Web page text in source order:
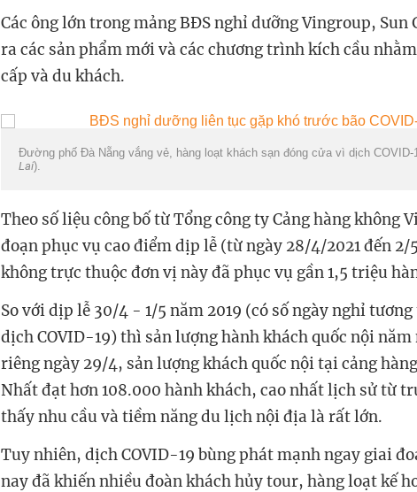
Các ông lớn trong mảng BĐS nghỉ dưỡng Vingroup, Sun
ra các sản phẩm mới và các chương trình kích cầu
cấp và du khách.
Đường phố Đà Nẵng vắng vẻ, hàng loạt khách sạn đóng cửa vì dịch COVID-
Lai).
Theo số liệu công bố từ Tổng công ty Cảng hàng không
đoạn phục vụ cao điểm dịp lễ (từ ngày 28/4/2021đến 2/
không trực thuộc đơn vị này đã phục vụ gần 1,5 triệu
So với dịp lễ 30/4 - 1/5 năm 2019 (có số ngày nghỉ
dịchCOVID-19) thì sản lượng hành khách quốc nội
riêng ngày 29/4, sản lượng khách quốc nội tại cảng
Nhất đạt hơn 108.000 hành khách, cao nhất lịch sử từ
thấy nhu cầu và tiềm năng du lịch nội địa là rất lớn.
Tuy nhiên, dịch COVID-19 bùng phát mạnh ngay giai
nay đã khiến nhiều đoàn khách hủy tour, hàng loạt kế